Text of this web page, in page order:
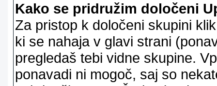
Kako se pridružim določeni
Za pristop k določeni skupini
ki se nahaja v glavi strani
pregledaš tebi vidne skupine.
ponavadi ni mogoč, saj so